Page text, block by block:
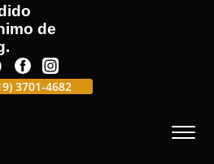
de
3701-4682 (19)